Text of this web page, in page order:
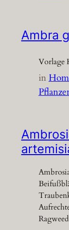
Ambra
Vorlage
in